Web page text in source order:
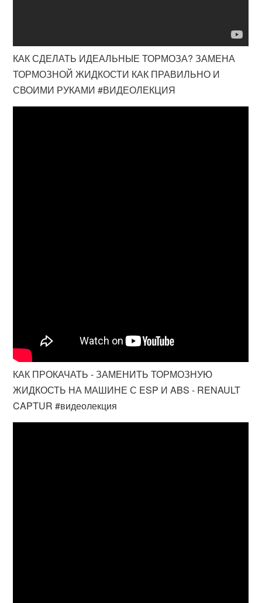
КАК СДЕЛАТЬ ИДЕАЛЬНЫЕ ТОРМОЗА? ЗАМЕНА
ТОРМОЗНОЙ ЖИДКОСТИ КАК ПРАВИЛЬНО И
СВОИМИ РУКАМИ #ВИДЕОЛЕКЦИЯ
КАК ПРОКАЧАТЬ - ЗАМЕНИТЬ ТОРМОЗНУЮ
ЖИДКОСТЬ НА МАШИНЕ С ESP И ABS - RENAULT
CAPTUR #видеолекция